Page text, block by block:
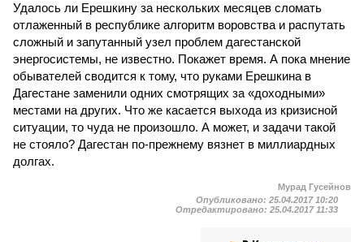
Удалось ли Ерешкину за нескольких месяцев сломать
отлаженный в республике алгоритм воровства и распутать
сложный и запутанный узел проблем дагестанской
энергосистемы, не известно. Покажет время. А пока мнение
обывателей сводится к тому, что руками Ерешкина в
Дагестане заменили одних смотрящих за «доходными»
местами на других. Что же касается выхода из кризисной
ситуации, то чуда не произошло. А может, и задачи такой
не стояло? Дагестан по-прежнему вязнет в миллиардных
долгах.
Мурад Гусейнов
Опубликовано: 25.04.2017 10:20
Отредактировано: 25.04.2017 11:33